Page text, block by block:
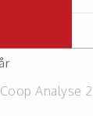
Coop Analyse